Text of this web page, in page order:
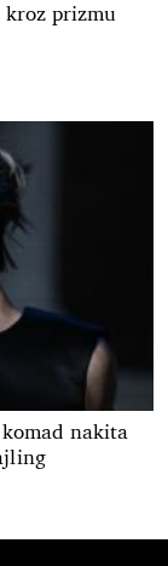
kroz prizmu
nakita